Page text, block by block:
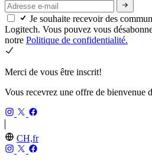
Je souhaite recevoir des
Logitech. Vous pouvez vous
notre Politique de confidentialité.
Merci de vous être inscrit!
Vous recevrez une offre de bienvenue
CH,fr